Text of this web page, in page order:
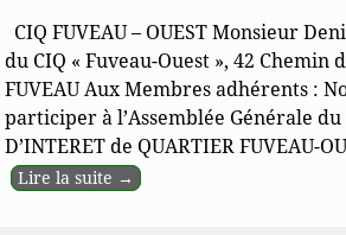
CIQ FUVEAU – OUEST Monsieur
du CIQ « Fuveau-Ouest », 42 Chemin
FUVEAU Aux Membres adhérents :
participer à l’Assemblée Générale du
D’INTERET de QUARTIER FUVEAU-
Lire la suite →